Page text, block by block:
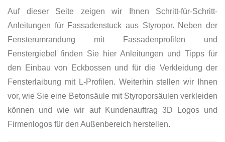
Auf dieser Seite zeigen wir Ihnen Schritt-für-Schritt-
Anleitungen für Fassadenstuck aus Styropor. Neben der
Fensterumrandung mit Fassadenprofilen und
Fenstergiebel finden Sie hier Anleitungen und Tipps für
den Einbau von Eckbossen und für die Verkleidung der
Fensterlaibung mit L-Profilen. Weiterhin stellen wir Ihnen
vor, wie Sie eine Betonsäule mit Styroporsäulen verkleiden
können und wie wir auf Kundenauftrag 3D Logos und
Firmenlogos für den Außenbereich herstellen.